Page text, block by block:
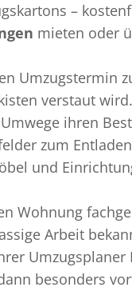
–
mieten oder
Umzugstermin
verstaut
ihren
zum
und
Wohnung
Arbeit
Umzugsplaner
besonders